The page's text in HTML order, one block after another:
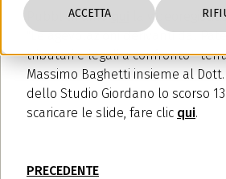
ACCETTA
Pubblichiamo
la
"Le agevolazioni derivanti dal
tributari e legali a confronto"
Massimo Baghetti insieme al
dello Studio Giordano lo scorso
scaricare le slide, fare clic qui.
PRECEDENTE